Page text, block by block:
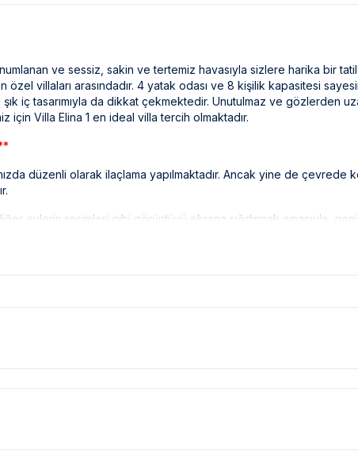
ve sessiz, sakin ve tertemiz havasıyla sizlere harika bir
özel villaları arasındadır. 4 yatak odası ve 8 kişilik kapasitesi
iç tasarımıyla da dikkat çekmektedir. Unutulmaz ve gözlerden
için Villa Elina 1 en ideal villa tercih olmaktadır.
düzenli olarak ilaçlama yapılmaktadır. Ancak yine de çevrede
evlerin resimleri gibi görüntüyü ekrana sığdırmak amacıyla,
Bu nedenle resimler üzerinde yer alan objeler
bir kısmı, bölge şartları sebebiyle yamaç üzerine kurulmuştur.
yoğun nüfus artışı sebebiyle; bölge genelinde nadiren de